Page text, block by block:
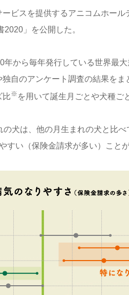
ビスを提供するアニコムホー
」を公開した。
年から毎年発行している世界最
自のアンケート調査の結果を
比 ※ を用いて誕生月ごとや犬種ご
犬は、他の月生まれの犬と比
すい（保険金請求が多い）こと